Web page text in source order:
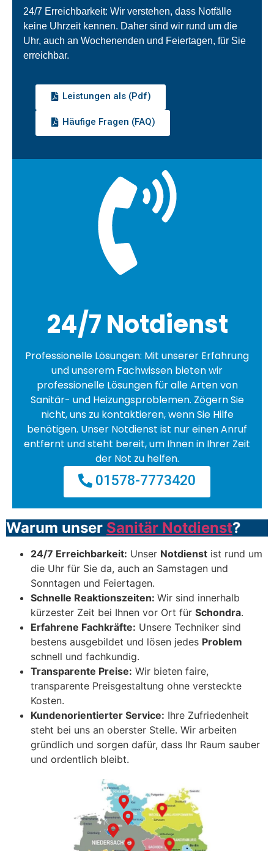
24/7 Erreichbarkeit: Wir verstehen, dass Notfälle
keine Uhrzeit kennen. Daher sind wir rund um die
Uhr, auch an Wochenenden und Feiertagen, für Sie
erreichbar.
Leistungen als (Pdf)
Häufige Fragen (FAQ)
24/7 Notdienst
Professionelle Lösungen: Mit unserer Erfahrung
und unserem Fachwissen bieten wir
professionelle Lösungen für alle Arten von
Sanitär- und Heizungsproblemen. Zögern Sie
nicht, uns zu kontaktieren, wenn Sie Hilfe
benötigen. Unser Notdienst ist nur einen Anruf
entfernt und steht bereit, um Ihnen in Ihrer Zeit
der Not zu helfen.
01578-7773420
Warum unser Sanitär Notdienst?
24/7 Erreichbarkeit: Unser Notdienst ist rund um
die Uhr für Sie da, auch an Samstagen und
Sonntagen und Feiertagen.
Schnelle Reaktionszeiten: Wir sind innerhalb
kürzester Zeit bei Ihnen vor Ort für Schondra.
Erfahrene Fachkräfte: Unsere Techniker sind
bestens ausgebildet und lösen jedes Problem
schnell und fachkundig.
Transparente Preise: Wir bieten faire,
transparente Preisgestaltung ohne versteckte
Kosten.
Kundenorientierter Service: Ihre Zufriedenheit
steht bei uns an oberster Stelle. Wir arbeiten
gründlich und sorgen dafür, dass Ihr Raum sauber
und ordentlich bleibt.